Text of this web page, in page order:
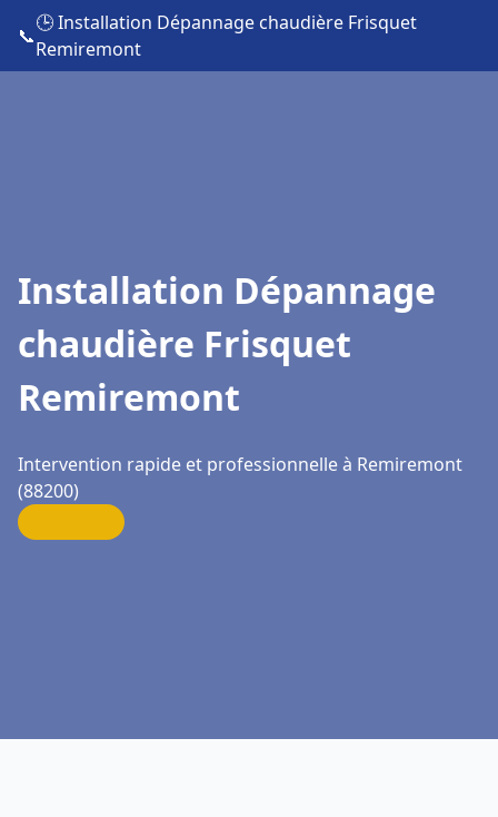
📞
🕒 Installation Dépannage chaudière Frisquet
Remiremont
Installation Dépannage
chaudière Frisquet
Remiremont
Intervention rapide et professionnelle à Remiremont
(88200)